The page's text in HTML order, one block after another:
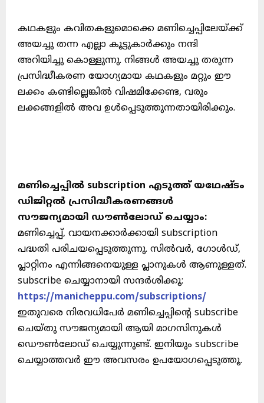
കഥകളും കവിതകളുമൊക്കെ മണിച്ചെപ്പിലേയ്ക്ക്
അയച്ചു തന്ന എല്ലാ കൂട്ടുകാർക്കും നന്ദി
അറിയിച്ചു കൊള്ളുന്നു. നിങ്ങൾ അയച്ചു തരുന്ന
പ്രസിദ്ധീകരണ യോഗ്യമായ കഥകളും മറ്റും ഈ
ലക്കം കണ്ടില്ലെങ്കിൽ വിഷമിക്കേണ്ട, വരും
ലക്കങ്ങളിൽ അവ ഉൾപ്പെടുത്തുന്നതായിരിക്കും.
മണിച്ചെപ്പിൽ subscription എടുത്ത് യഥേഷ്ടം
ഡിജിറ്റൽ പ്രസിദ്ധീകരണങ്ങൾ
സൗജന്യമായി ഡൗൺലോഡ് ചെയ്യാം:
മണിച്ചെപ്പ്, വായനക്കാർക്കായി subscription
പദ്ധതി പരിചയപ്പെടുത്തുന്നു. സിൽവർ, ഗോൾഡ്,
പ്ലാറ്റിനം എന്നിങ്ങനെയുള്ള പ്ലാനുകൾ ആണുള്ളത്.
subscribe ചെയ്യാനായി സന്ദർശിക്കൂ:
https://manicheppu.com/subscriptions/
ഇതുവരെ നിരവധിപേർ മണിച്ചെപ്പിന്റെ subscribe
ചെയ്തു സൗജന്യമായി ആയി മാഗസിനുകൾ
ഡൌൺലോഡ് ചെയ്യുന്നുണ്ട്. ഇനിയും subscribe
ചെയ്യാത്തവർ ഈ അവസരം ഉപയോഗപ്പെടുത്തൂ.